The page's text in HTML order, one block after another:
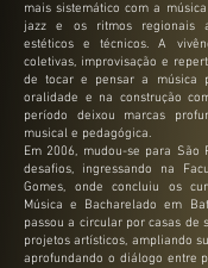
mais sistemático com a
jazz e os ritmos regionais
estéticos e técnicos. A
coletivas, improvisação e
de tocar e pensar a música
oralidade e na construção
período deixou marcas
musical e pedagógica.
Em 2006, mudou-se para São
desafios, ingressando na
Gomes, onde concluiu os
Música e Bacharelado em
passou a circular por casas de
projetos artísticos, ampliando
aprofundando o diálogo entre